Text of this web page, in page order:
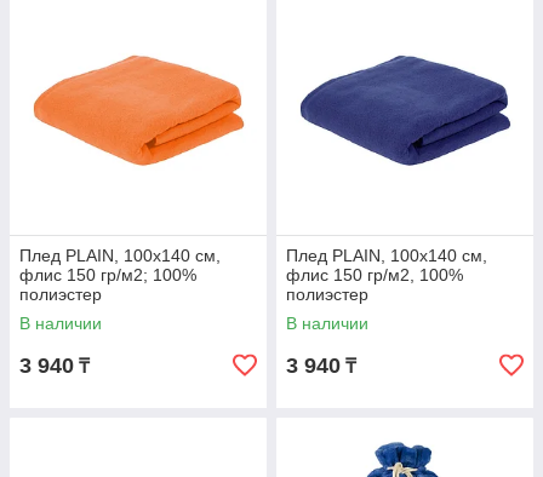
Плед PLAIN, 100х140 см,
флис 150 гр/м2; 100%
полиэстер
В наличии
3 940 ₸
Плед PLAIN, 100х140 см,
флис 150 гр/м2, 100%
полиэстер
В наличии
3 940 ₸